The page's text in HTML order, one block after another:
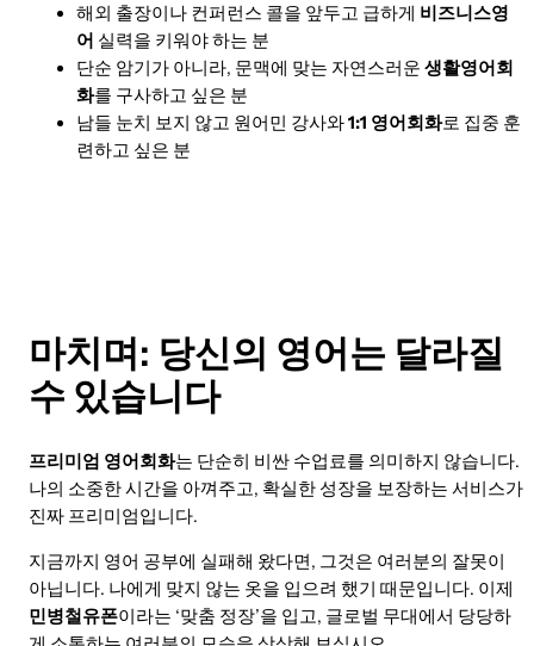
해외 출장이나 컨퍼런스 콜을 앞두고 급하게 비즈니스영
어 실력을 키워야 하는 분
단순 암기가 아니라, 문맥에 맞는 자연스러운 생활영어회
화를 구사하고 싶은 분
남들 눈치 보지 않고 원어민 강사와1:1 영어회화로 집중 훈
련하고 싶은 분
마치며: 당신의 영어는 달라질
수 있습니다
프리미엄 영어회화는 단순히 비싼 수업료를 의미하지 않습니다.
나의 소중한 시간을 아껴주고, 확실한 성장을 보장하는 서비스가
진짜 프리미엄입니다.
지금까지 영어 공부에 실패해 왔다면, 그것은 여러분의 잘못이
아닙니다. 나에게 맞지 않는 옷을 입으려 했기 때문입니다. 이제
민병철유폰이라는 ‘맞춤 정장’을 입고, 글로벌 무대에서 당당하